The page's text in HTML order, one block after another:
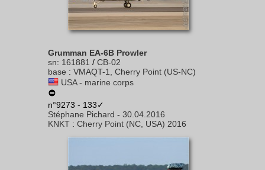
Grumman EA-6B Prowler
sn: 161881 / CB-02
base : VMAQT-1, Cherry Point (US-NC)
USA - marine corps
n°9273 - 133✓
Stéphane Pichard - 30.04.2016
KNKT : Cherry Point (NC, USA) 2016